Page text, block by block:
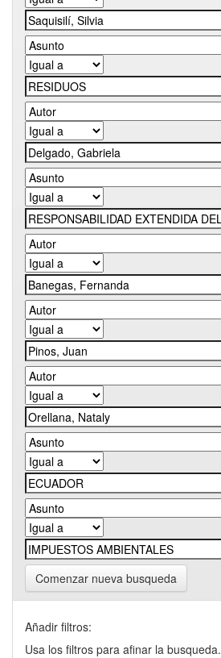
Comenzar nueva busqueda
Añadir filtros:
Usa los filtros para afinar la busqueda.